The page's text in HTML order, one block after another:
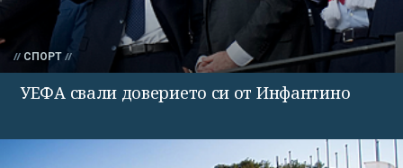
СПОРТ
УЕФА свали доверието си от Инфантино